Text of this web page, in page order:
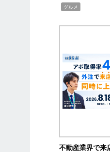
グルメ
不動産業界で来